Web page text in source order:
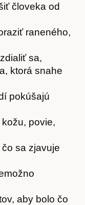
človeka od
raneného,
sa,
ktorá snahe
pokúšajú
povie,
sa zjavuje
aby bolo čo